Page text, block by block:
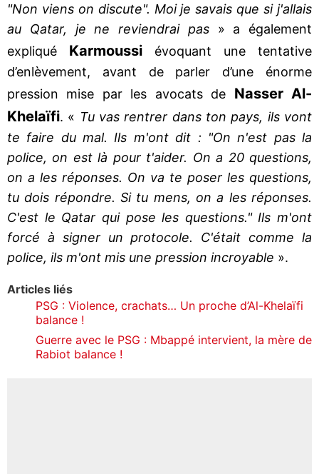
"Non viens on discute". Moi je savais que si j'allais
au Qatar, je ne reviendrai pas » a également
expliqué Karmoussi
évoquant une tentative
d’enlèvement, avant de parler d’une énorme
pression mise par les avocats de Nasser Al-
Khelaïfi. « Tu vas rentrer dans ton pays, ils vont
te faire du mal. Ils m'ont dit : "On n'est pas la
police, on est là pour t'aider. On a 20 questions,
on a les réponses. On va te poser les questions,
tu dois répondre. Si tu mens, on a les réponses.
C'est le Qatar qui pose les questions." Ils m'ont
forcé à signer un protocole. C'était comme la
police, ils m'ont mis une pression incroyable ».
Articles liés
PSG : Violence, crachats… Un proche d’Al-Khelaïfi
balance !
Guerre avec le PSG : Mbappé intervient, la mère de
Rabiot balance !